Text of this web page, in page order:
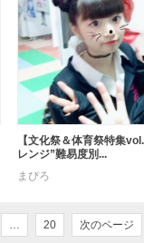
【文化祭＆体育祭特集
レンジ”難易度別...
まぴろ
… 20 次のページ